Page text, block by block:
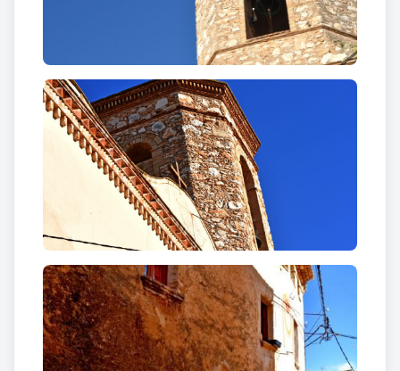
rellotge de sol de cal Miró, data de 1831, de
tipus vertical, fet amb pols de marbre, calç i pintura
al fresc, ha estat restaurat en època recent,
posterior a l’any 2004, doncs en aquella data ja no
es podia llegir el lema “Jo sense sol i tu sense fe no
som res”. La seva orientació és al sud i les línies
horàries van de 6 a 6, amb senyals per les mitges
Un plat incrustat en un dels extrems de la façana
estat un antic hostal del camí que anava cap a Valls.
Hi ha documents que ho acrediten l’any 1847.
Altres elements menys significatius permeten
completar la descoberta d’aquest nucli de les Peces,